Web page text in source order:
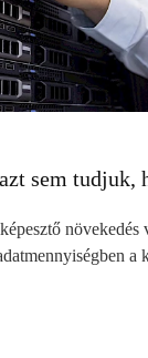
sem tudjuk,
növekedés
a